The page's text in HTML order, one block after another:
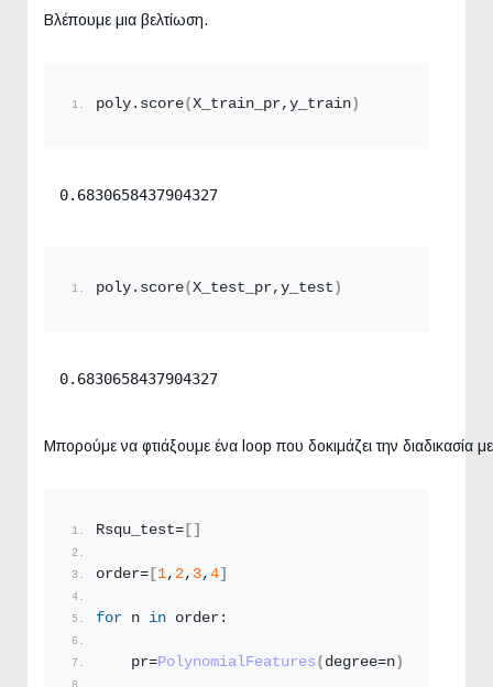
Βλέπουμε μια βελτίωση.
poly. score(X_train_pr,y_train )
0.6830658437904327
poly. score(X_test_pr,y_test )
0.6830658437904327
Μπορούμε να φτιάξουμε ένα loop που δοκιμάζει την διαδικασία
Rsqu_test= []
order= [ 1, 2, 3, 4]
for n in order:
    pr=
PolynomialFeatures ( degree=n )